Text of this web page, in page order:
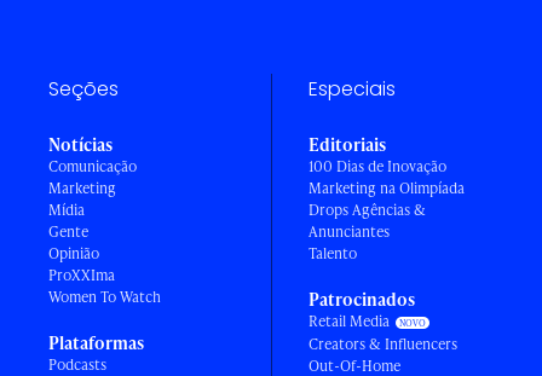
Seções
Notícias
Comunicação
Marketing
Mídia
Gente
Opinião
ProXXIma
Women To Watch
Plataformas
Podcasts
Especiais
Editoriais
100 Dias de Inovação
Marketing na Olimpíada
Drops Agências &
Anunciantes
Talento
Patrocinados
Retail Media
Creators & Influencers
Out-Of-Home